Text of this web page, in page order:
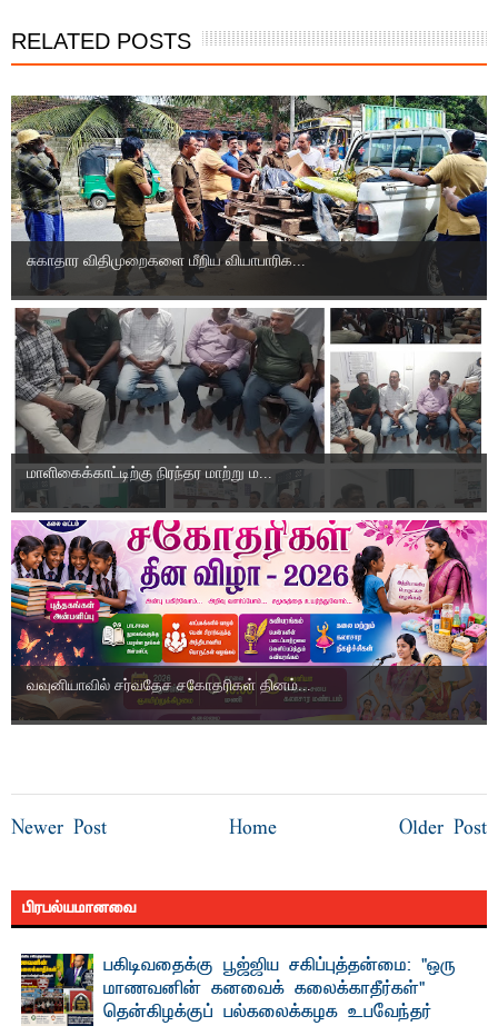
RELATED POSTS
சுகாதார விதிமுறைகளை மீறிய வியாபாரிக...
மாளிகைக்காட்டிற்கு நிரந்தர மாற்று ம...
வவுனியாவில் சர்வதேச சகோதரிகள் தினம்...
Newer Post Older Post
Home
பிரபல்யமானவை
பகிடிவதைக்கு பூஜ்ஜிய சகிப்புத்தன்மை: "ஒரு
மாணவனின் கனவைக் கலைக்காதீர்கள்" –
தென்கிழக்குப் பல்கலைக்கழக உபவேந்தர்